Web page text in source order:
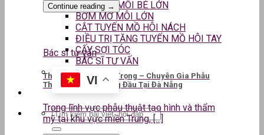
THU GỌN MÔI BÉ LỚN
BƠM MỠ MÔI LỚN
CẮT TUYẾN MỒ HÔI NÁCH
ĐIỀU TRỊ TĂNG TUYẾN MỒ HÔI TAY
CẤY SỢI TÓC
BÁC SĨ TƯ VẤN
VI
Continue reading →
Bác sĩ tư vấn
ThS.BS CKII Lê Kim Trọng – Chuyên Gia Phẫu
Thuật Thẩm Mỹ Hàng Đầu Tại Đà Nẵng
Trong lĩnh vực phẫu thuật tạo hình và thẩm
mỹ tại khu vực miền Trung, [...]